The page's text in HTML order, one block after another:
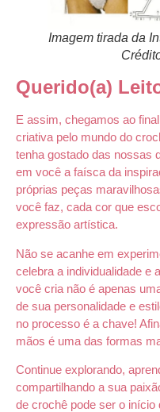
Imagem tirada da
Querido(a)
E assim, chegamos ao
criativa pelo mundo do
tenha gostado das nossas
em você a faísca da
próprias peças
você faz, cada cor que
expressão artística.
Não se acanhe em
celebra a individualidade e
você cria não é apenas
de sua personalidade e
no processo é a chave!
mãos é uma das formas
Continue explorando,
compartilhando a sua
de crochê pode ser o início